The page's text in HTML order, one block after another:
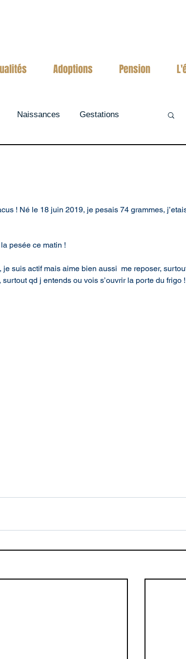
Adoptions Pension
Naissances Gestations
! Né le 18 juin 2019, je pesais 74 grammes,
pesée ce matin !
suis actif mais aime bien aussi  me reposer,
qd j entends ou vois s’ouvrir la porte du frigo !